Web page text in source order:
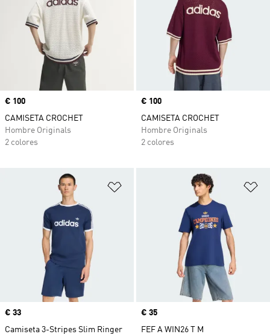
Precio
€ 100
CAMISETA CROCHET
Hombre Originals
2 colores
Precio
€ 100
CAMISETA CROCHET
Hombre Originals
2 colores
Añadir a la lista de deseos
Precio
€ 33
Camiseta 3-Stripes Slim Ringer
Precio
€ 35
FEF A WIN26 T M